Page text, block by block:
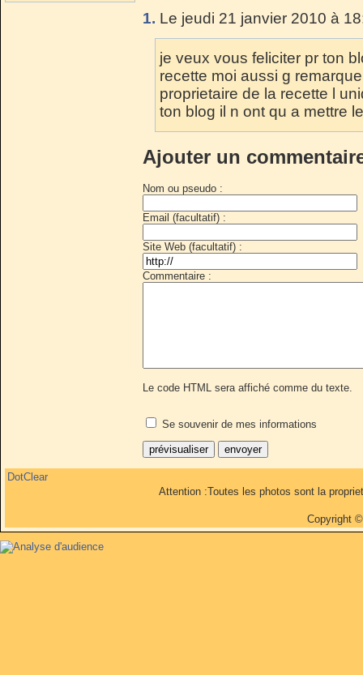
1. Le jeudi 21 janvier 2010 à
je veux vous feliciter pr ton
recette moi aussi g
proprietaire de la recette l
ton blog il n ont qu a mettre
Ajouter un
Nom ou pseudo :
Email (facultatif) :
Site Web (facultatif) :
Commentaire :
Le code HTML sera affiché comme du texte.
Se souvenir de mes informations
DotClear
Attention :Toutes les photos sont la
Copyright